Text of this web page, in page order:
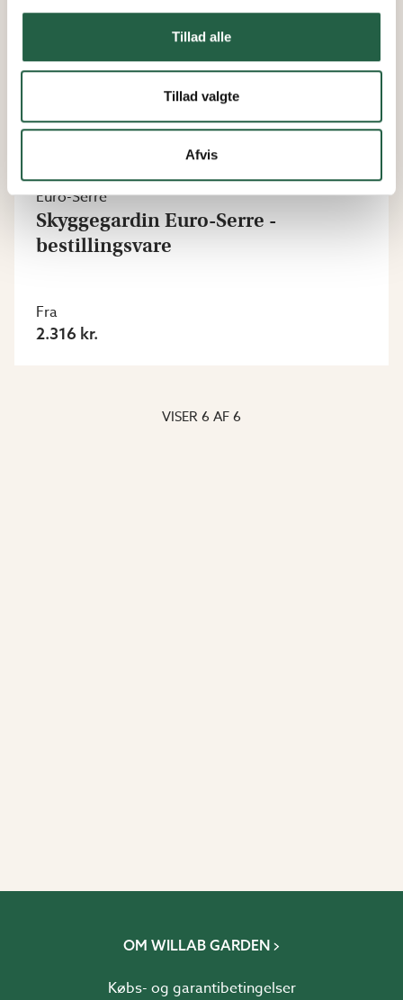
Tillad alle
Tillad valgte
Afvis
Euro-Serre
Skyggegardin Euro-Serre -
bestillingsvare
Fra
2.316 kr.
VISER6 AF6
OM WILLAB GARDEN
Købs- og garantibetingelser